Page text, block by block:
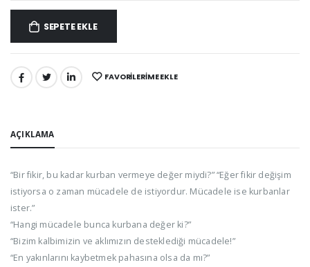
SEPETE EKLE
PAYLAŞ: FAVORILERIME EKLE
AÇIKLAMA
“Bir fikir, bu kadar kurban vermeye değer miydi?” “Eğer fikir değişim
istiyorsa o zaman mücadele de istiyordur. Mücadele ise kurbanlar
ister.”
“Hangi mücadele bunca kurbana değer ki?”
“Bizim kalbimizin ve aklımızın desteklediği mücadele!”
“En yakınlarını kaybetmek pahasına olsa da mı?”